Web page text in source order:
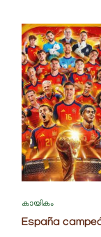
കായികം
España